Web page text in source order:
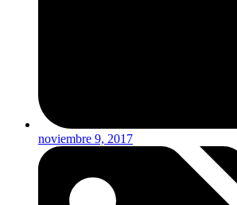
noviembre 9, 2017